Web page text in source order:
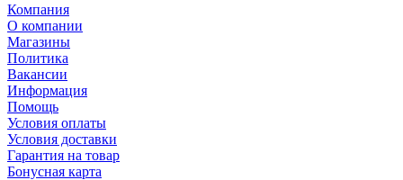
Компания
О компании
Магазины
Политика
Вакансии
Информация
Помощь
Условия оплаты
Условия доставки
Гарантия на товар
Бонусная карта